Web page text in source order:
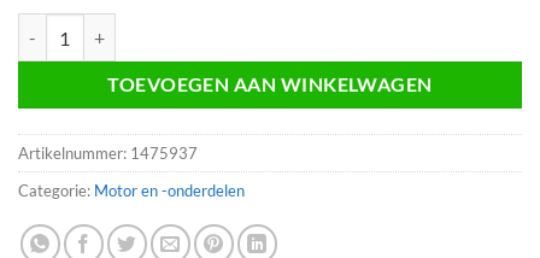
TOEVOEGEN AAN WINKELWAGEN
Artikelnummer: 1475937
Categorie: Motor en -onderdelen